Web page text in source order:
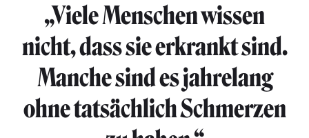
„Viele Menschen wissen
nicht, dass sie erkrankt sind.
Manche sind es jahrelang
ohne tatsächlich Schmerzen